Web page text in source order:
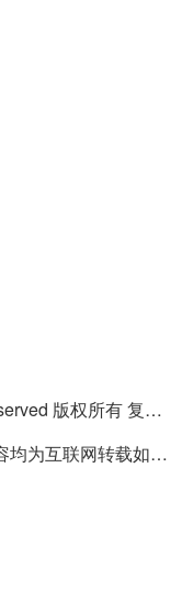
©沈阳汇海科技有限公司 All Rights Reserved 版权所有 复制必究
本站郑重声明：www.hvihi.com网站内容均为互联网转载如有侵权请联系QQ:55506560删除